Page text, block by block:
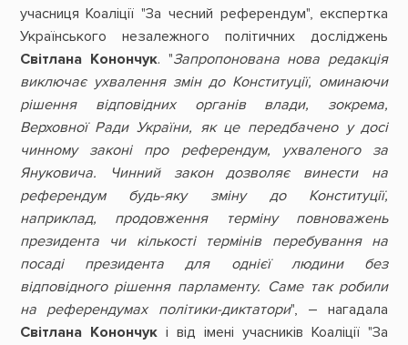
учасниця Коаліції "За чесний референдум", експертка
Українського незалежного політичних досліджень
Світлана Конончук. "Запропонована нова редакція
виключає ухвалення змін до Конституції, оминаючи
рішення відповідних органів влади, зокрема,
Верховної Ради України, як це передбачено у досі
чинному законі про референдум, ухваленого за
Януковича. Чинний закон дозволяє винести на
референдум будь-яку зміну до Конституції,
наприклад, продовження терміну повноважень
президента чи кількості термінів перебування на
посаді президента для однієї людини без
відповідного рішення парламенту. Саме так робили
на референдумах політики-диктатори", – нагадала
Світлана Конончукі від імені учасників Коаліції "За